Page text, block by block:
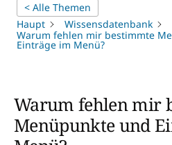
< Alle Themen
Haupt
Wissensdatenbank
Warum fehlen mir bestimmte
Einträge im Menü?
Warum fehlen mir
Menüpunkte und